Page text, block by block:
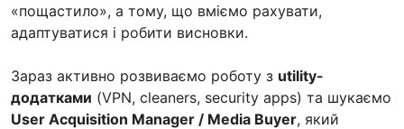
«пощастило», а тому, що вміємо рахувати,
адаптуватися і робити висновки.
Зараз активно розвиваємо роботу з utility-
додатками (VPN, cleaners, security apps) та шукаємо
User Acquisition Manager / Media Buyer, який